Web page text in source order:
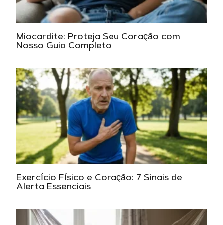
Miocardite: Proteja Seu Coração com
Nosso Guia Completo
Exercício Físico e Coração: 7 Sinais de
Alerta Essenciais